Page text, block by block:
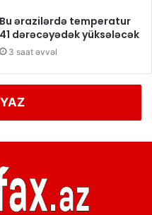
Bu ərazilərdə temperatur
41 dərəcəyədək yüksələcək
3 saat əvvəl